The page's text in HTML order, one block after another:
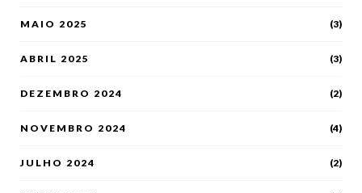
MAIO 2025 (3)
ABRIL 2025 (3)
DEZEMBRO 2024 (2)
NOVEMBRO 2024 (4)
JULHO 2024 (2)